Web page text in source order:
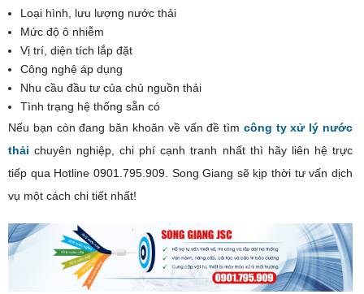
Loại hình, lưu lượng nước thải
Mức độ ô nhiễm
Vị trí, diện tích lắp đặt
Công nghệ áp dụng
Nhu cầu đầu tư của chủ nguồn thải
Tình trạng hệ thống sẵn có
Nếu bạn còn đang băn khoăn về vấn đề tìm công ty xử lý nước
thải chuyên nghiệp, chi phí cạnh tranh nhất thì hãy liên hệ trực
tiếp qua Hotline 0901.795.909. Song Giang sẽ kịp thời tư vấn dịch
vụ một cách chi tiết nhất!